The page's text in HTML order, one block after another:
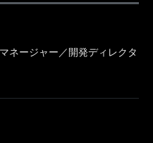
ネージャー／開発ディレクタ